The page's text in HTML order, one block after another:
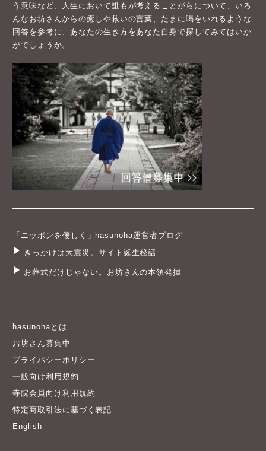
う意味など、人生において誰もが考えることがらについて、いろ
んなお坊さんからの癒しや救いの言葉、たまに喝をいれるような
回答を参考に、あなたの生き方をあなた自身で探してみてはいか
がでしょうか。
「ニッポンを優しく」hasunoha運営者ブログ
きっかけは大震災。サイト誕生秘話
お葬式だけじゃない。お坊さんの本領発揮
hasunohaとは
お坊さん募集中
プライバシーポリシー
一般向け利用規約
寺院会員向け利用規約
特定商取引法に基づく表記
English